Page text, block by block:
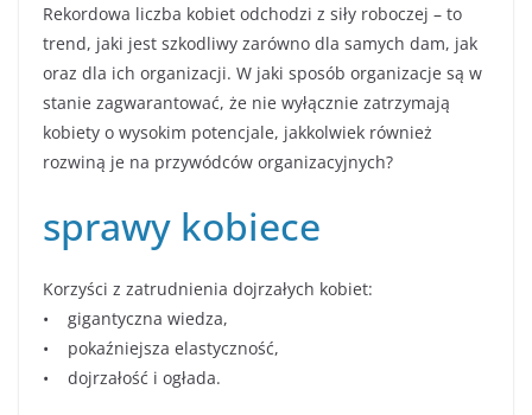
Rekordowa liczba kobiet odchodzi z siły roboczej – to
trend, jaki jest szkodliwy zarówno dla samych dam, jak
oraz dla ich organizacji. W jaki sposób organizacje są w
stanie zagwarantować, że nie wyłącznie zatrzymają
kobiety o wysokim potencjale, jakkolwiek również
rozwiną je na przywódców organizacyjnych?
sprawy kobiece
Korzyści z zatrudnienia dojrzałych kobiet:
• gigantyczna wiedza,
• pokaźniejsza elastyczność,
• dojrzałość i ogłada.